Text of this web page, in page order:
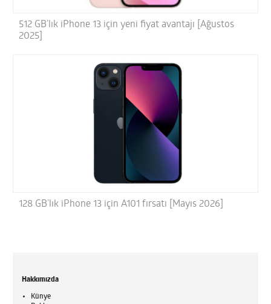
512 GB’lık iPhone 13 için yeni fiyat avantajı [Ağustos
2025]
128 GB’lık iPhone 13 için A101 fırsatı [Mayıs 2026]
Hakkımızda
Künye